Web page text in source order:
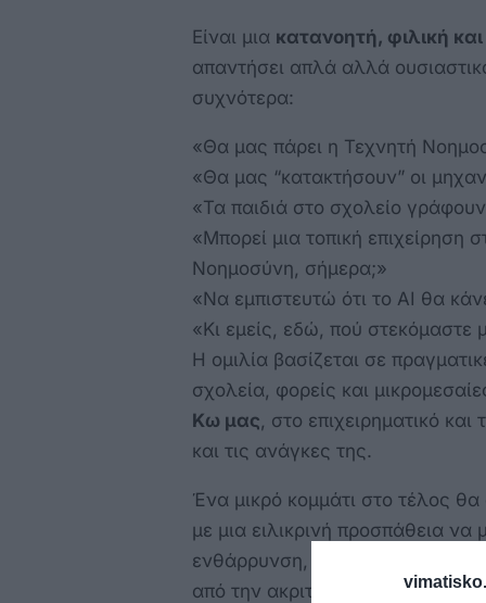
Είναι μια κατανοητή, φιλική
απαντήσει απλά αλλά
συχνότερα:
«Θα μας πάρει η Τεχνητή
«Θα μας “κατακτήσουν” οι
«Τα παιδιά στο σχολείο
«Μπορεί μια τοπική επιχείρηση
Νοημοσύνη, σήμερα;»
«Να εμπιστευτώ ότι το AI θα
«Κι εμείς, εδώ, πού
Η ομιλία βασίζεται σε
σχολεία, φορείς και
Κω μας, στο επιχειρηματικό
και τις ανάγκες της.
Ένα μικρό κομμάτι στο τέλος θα
με μια ειλικρινή προσπάθεια να
ενθάρρυνση, όπως θα την ήθελε
από την ακριτική Κω, με τα